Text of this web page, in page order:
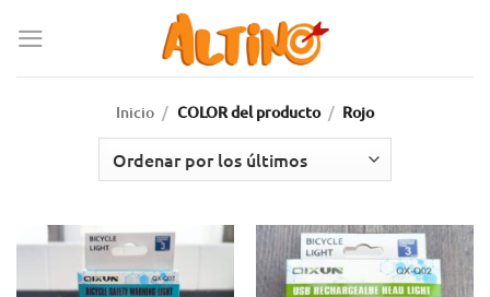
Inicio / COLOR del producto / Rojo